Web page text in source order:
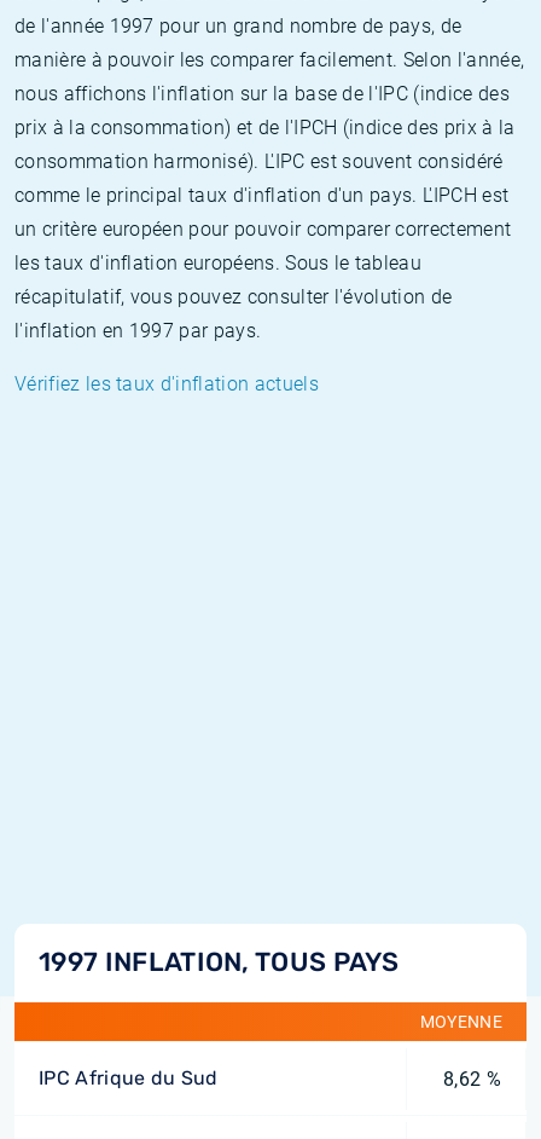
de l'année 1997 pour un grand nombre de pays, de
manière à pouvoir les comparer facilement. Selon l'année,
nous affichons l'inflation sur la base de l'IPC (indice des
prix à la consommation) et de l'IPCH (indice des prix à la
consommation harmonisé). L'IPC est souvent considéré
comme le principal taux d'inflation d'un pays. L'IPCH est
un critère européen pour pouvoir comparer correctement
les taux d'inflation européens. Sous le tableau
récapitulatif, vous pouvez consulter l'évolution de
l'inflation en 1997 par pays.
Vérifiez les taux d'inflation actuels
1997 INFLATION, TOUS PAYS
MOYENNE
IPC Afrique du Sud 8,62 %